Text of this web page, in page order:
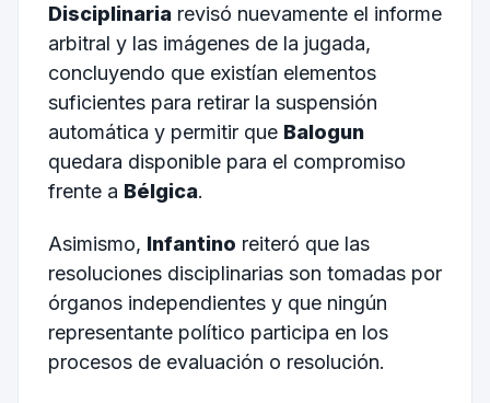
Disciplinariarevisó nuevamente el informe
arbitral y las imágenes de la jugada,
concluyendo que existían elementos
suficientes para retirar la suspensión
automática y permitir que Balogun
quedara disponible para el compromiso
frente a Bélgica.
Asimismo, Infantino reiteró que las
resoluciones disciplinarias son tomadas por
órganos independientes y que ningún
representante político participa en los
procesos de evaluación o resolución.